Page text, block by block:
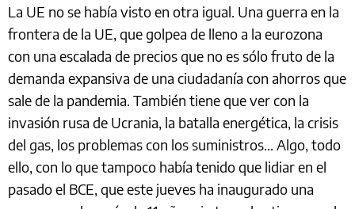
La UE no se había visto en otra igual. Una guerra en la
frontera de la UE, que golpea de lleno a la eurozona
con una escalada de precios que no es sólo fruto de la
demanda expansiva de una ciudadanía con ahorros que
sale de la pandemia. También tiene que ver con la
invasión rusa de Ucrania, la batalla energética, la crisis
del gas, los problemas con los suministros... Algo, todo
ello, con lo que tampoco había tenido que lidiar en el
pasado el BCE, que este jueves ha inaugurado una